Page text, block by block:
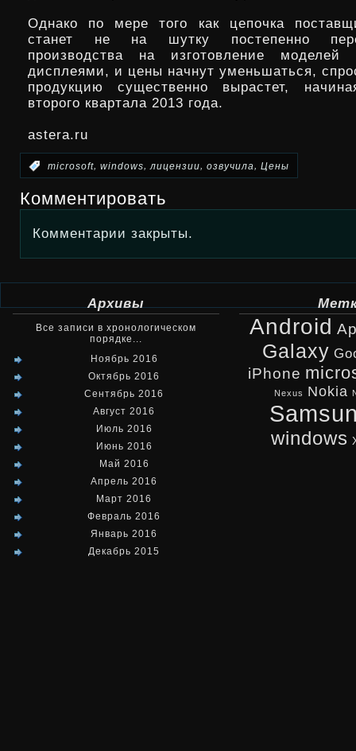
Однако по мере того как цепочка
станет не на шутку постепенно
производства на изготовление
дисплеями, и цены начнут уменьшаться,
продукцию существенно вырастет,
второго квартала 2013 года.
astera.ru
microsoft, windows, лицензии, озвучила, Цены
Комментировать
Комментарии закрыты.
Архивы
Все записи в хронологическом
порядке...
Ноябрь 2016
Октябрь 2016
Сентябрь 2016
Август 2016
Июль 2016
Июнь 2016
Май 2016
Апрель 2016
Март 2016
Февраль 2016
Январь 2016
Декабрь 2015
Android
Galaxy
iPhone
Nexus Nokia
windows